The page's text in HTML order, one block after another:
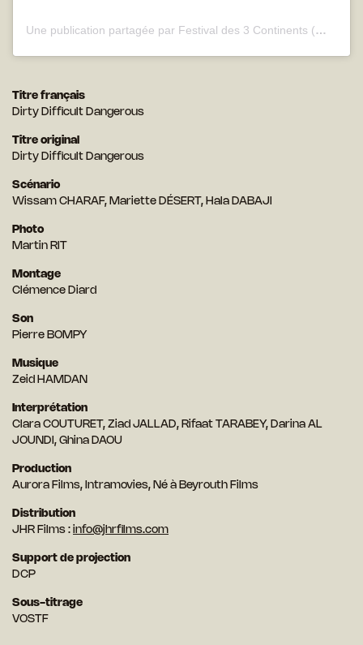
Une publication partagée par Festival des 3 Continents (@festivaldes3continents)
Titre français
Dirty Difficult Dangerous
Titre original
Dirty Difficult Dangerous
Scénario
Wissam CHARAF, Mariette DÉSERT, Hala DABAJI
Photo
Martin RIT
Montage
Clémence Diard
Son
Pierre BOMPY
Musique
Zeid HAMDAN
Interprétation
Clara COUTURET, Ziad JALLAD, Rifaat TARABEY, Darina AL
JOUNDI, Ghina DAOU
Production
Aurora Films, Intramovies, Né à Beyrouth Films
Distribution
JHR Films : info@jhrfilms.com
Support de projection
DCP
Sous-titrage
VOSTF